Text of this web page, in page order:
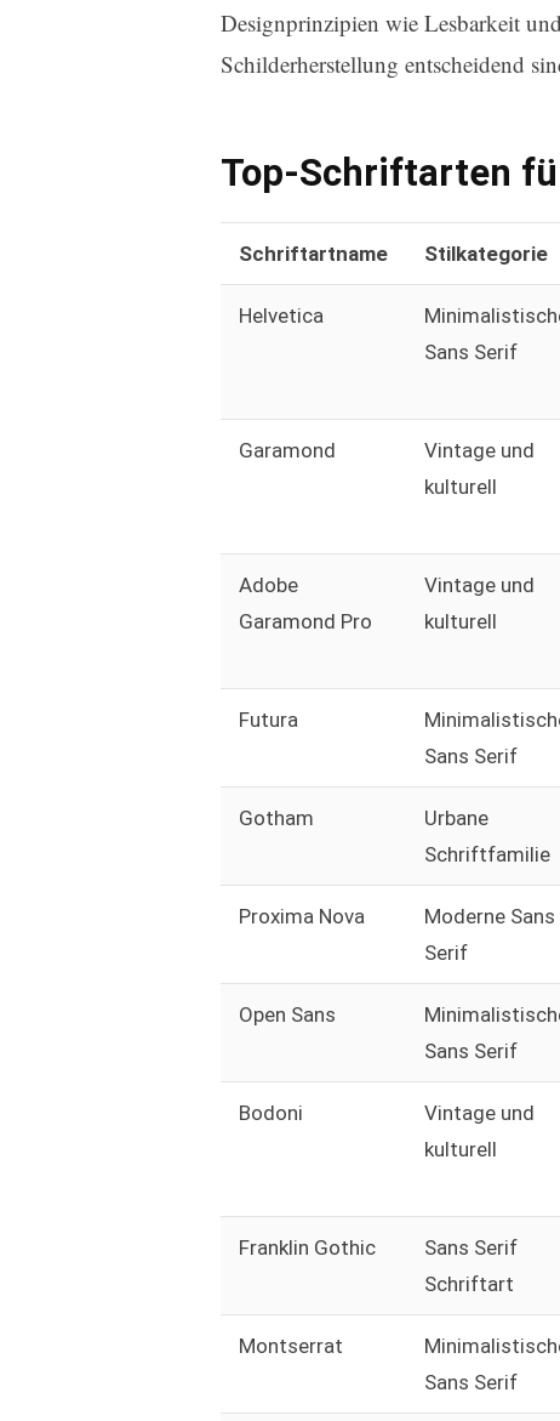
Designprinzipien wie Lesbarkeit
Schilderherstellung entscheidend
Top-Schriftarten
Schriftartname Stilkategorie
Helvetica
Sans Serif
Garamond
Vintage und
kulturell
Adobe
Garamond Pro
Vintage und
kulturell
Futura
Sans Serif
Gotham
Urbane
Schriftfamilie
Proxima Nova
Moderne Sans
Serif
Open Sans
Sans Serif
Bodoni
Vintage und
kulturell
Franklin Gothic
Sans Serif
Schriftart
Montserrat
Sans Serif